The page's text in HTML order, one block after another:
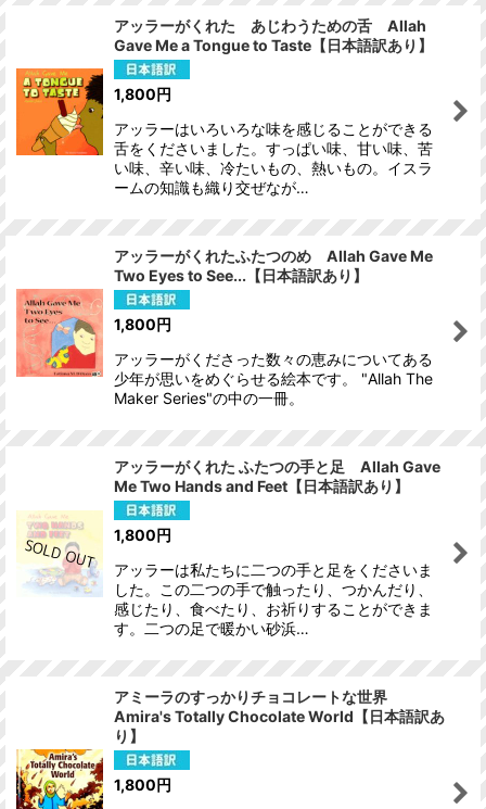
アッラーがくれた あじわうための舌 Allah
Gave Me a Tongue to Taste【日本語訳あり】
1,800円
アッラーはいろいろな味を感じることができる
舌をくださいました。すっぱい味、甘い味、苦
い味、辛い味、冷たいもの、熱いもの。イスラ
ームの知識も織り交ぜなが…
アッラーがくれたふたつのめ Allah Gave Me
Two Eyes to See...【日本語訳あり】
1,800円
アッラーがくださった数々の恵みについてある
少年が思いをめぐらせる絵本です。 "Allah The
Maker Series"の中の一冊。
アッラーがくれた ふたつの手と足 Allah Gave
Me Two Hands and Feet【日本語訳あり】
1,800円
アッラーは私たちに二つの手と足をくださいま
した。この二つの手で触ったり、つかんだり、
感じたり、食べたり、お祈りすることができま
す。二つの足で暖かい砂浜…
アミーラのすっかりチョコレートな世界
Amira's Totally Chocolate World【日本語訳あ
り】
1,800円